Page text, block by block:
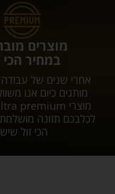
מוצרים
במחיר הכי
אחרי שנים של
מותגים כיום אנו
לכלבכם תזונה
הכי זול